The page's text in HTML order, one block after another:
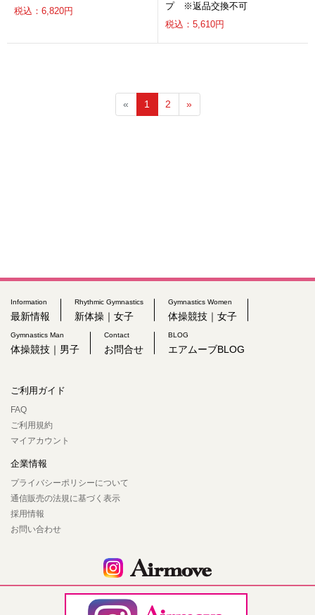
税込：6,820円
プ ※返品交換不可
税込：5,610円
« 1 2 »
Information
最新情報
Rhythmic Gymnastics
新体操｜女子
Gymnastics Women
体操競技｜女子
Gymnastics Man
体操競技｜男子
Contact
お問合せ
BLOG
エアムーブBLOG
ご利用ガイド
FAQ
ご利用規約
マイアカウント
企業情報
プライバシーポリシーについて
通信販売の法規に基づく表示
採用情報
お問い合わせ